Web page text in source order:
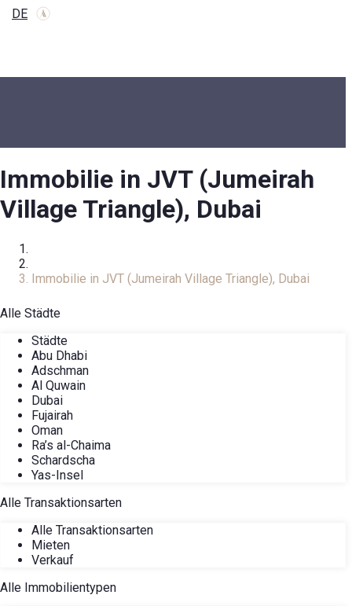
DE
Immobilie in JVT (Jumeirah
Village Triangle), Dubai
Immobilie in JVT (Jumeirah Village Triangle), Dubai
Alle Städte
Städte
Abu Dhabi
Adschman
Al Quwain
Dubai
Fujairah
Oman
Ra’s al-Chaima
Schardscha
Yas-Insel
Alle Transaktionsarten
Alle Transaktionsarten
Mieten
Verkauf
Alle Immobilientypen